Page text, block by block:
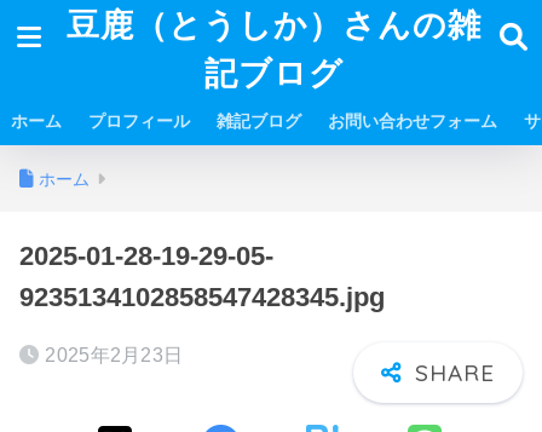
豆鹿（とうしか）さんの雑
記ブログ
ホーム プロフィール 雑記ブログ お問い合わせフォーム
ホーム
2025-01-28-19-29-05-
9235134102858547428345.jpg
2025年2月23日